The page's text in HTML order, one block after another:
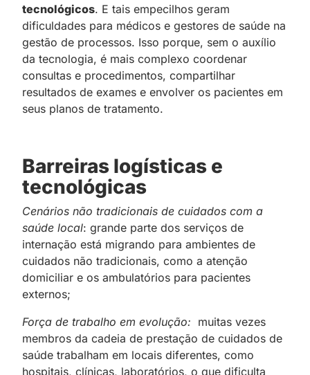
tecnológicos. E tais empecilhos geram
dificuldades para médicos e gestores de saúde na
gestão de processos. Isso porque, sem o auxílio
da tecnologia, é mais complexo coordenar
consultas e procedimentos, compartilhar
resultados de exames e envolver os pacientes em
seus planos de tratamento.
Barreiras logísticas e
tecnológicas
Cenários não tradicionais de cuidados com a
saúde local: grande parte dos serviços de
internação está migrando para ambientes de
cuidados não tradicionais, como a atenção
domiciliar e os ambulatórios para pacientes
externos;
Força de trabalho em evolução: muitas vezes
membros da cadeia de prestação de cuidados de
saúde trabalham em locais diferentes, como
hospitais, clínicas, laboratórios, o que dificulta